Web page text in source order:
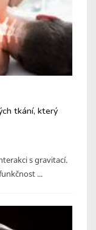
tkání, který
s gravitací.
...